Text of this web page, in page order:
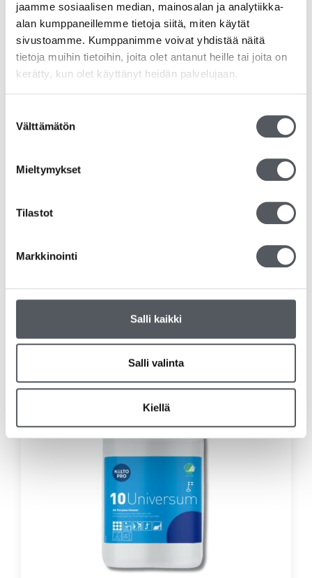
jaamme sosiaalisen median, mainosalan ja analytiikka-
alan kumppaneillemme tietoja siitä, miten käytät
sivustoamme. Kumppanimme voivat yhdistää näitä
tietoja muihin tietoihin, joita olet antanut heille tai joita on
kerätty, kun olet käyttänyt heidän palvelujaan.
valinta
Välttämätön
Mieltymykset
Tilastot
Markkinointi
Salli kaikki
Salli valinta
Kiellä
5,90€ 4,70€(alv 0%)